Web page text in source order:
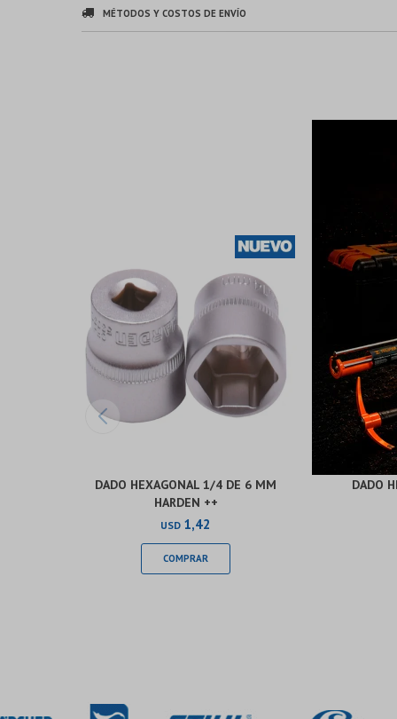
MÉTODOS Y COSTOS DE ENVÍO
DADO HEXAGONAL 1/4 DE 6 MM
HARDEN ++
USD 1,42
DADO